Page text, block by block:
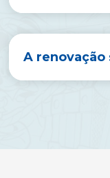
A renovação